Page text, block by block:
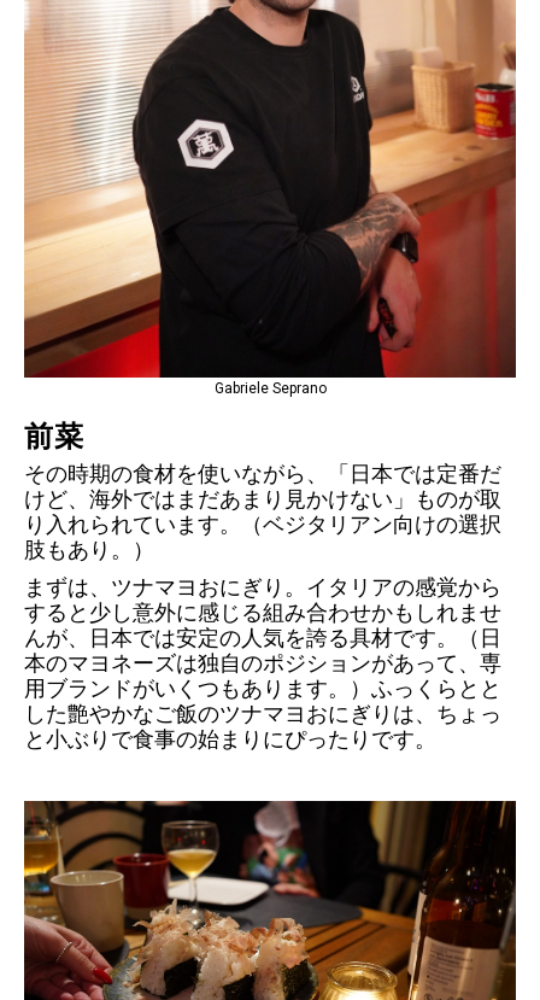
Gabriele Seprano
前菜
その時期の食材を使いながら、「日本では定番だ
けど、海外ではまだあまり見かけない」ものが取
り入れられています。（ベジタリアン向けの選択
肢もあり。）
まずは、ツナマヨおにぎり。イタリアの感覚から
すると少し意外に感じる組み合わせかもしれませ
んが、日本では安定の人気を誇る具材です。（日
本のマヨネーズは独自のポジションがあって、専
用ブランドがいくつもあります。）ふっくらとと
した艶やかなご飯のツナマヨおにぎりは、ちょっ
と小ぶりで食事の始まりにぴったりです。